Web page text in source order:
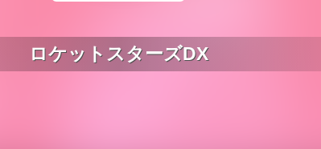
ロケットスターズDX